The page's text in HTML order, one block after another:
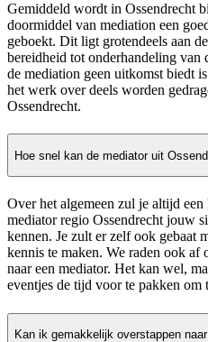
Gemiddeld wordt in Ossendrecht
doormiddel van mediation een
geboekt. Dit ligt grotendeels aan
bereidheid tot onderhandeling van
de mediation geen uitkomst biedt
het werk over deels worden
Ossendrecht.
Hoe snel kan de mediator uit
Over het algemeen zul je altijd
mediator regio Ossendrecht jouw
kennen. Je zult er zelf ook gebaat
kennis te maken. We raden ook af
naar een mediator. Het kan wel,
eventjes de tijd voor te pakken om
Kan ik gemakkelijk overstappen